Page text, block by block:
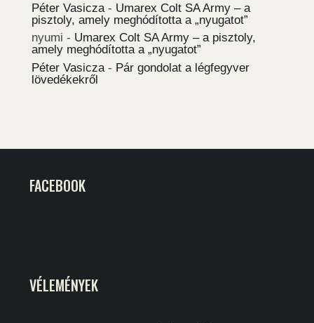
Péter Vasicza - Umarex Colt SA Army – a
pisztoly, amely meghódította a „nyugatot”
nyumi - Umarex Colt SA Army – a pisztoly,
amely meghódította a „nyugatot”
Péter Vasicza - Pár gondolat a légfegyver
lövedékekről
FACEBOOK
VÉLEMÉNYEK